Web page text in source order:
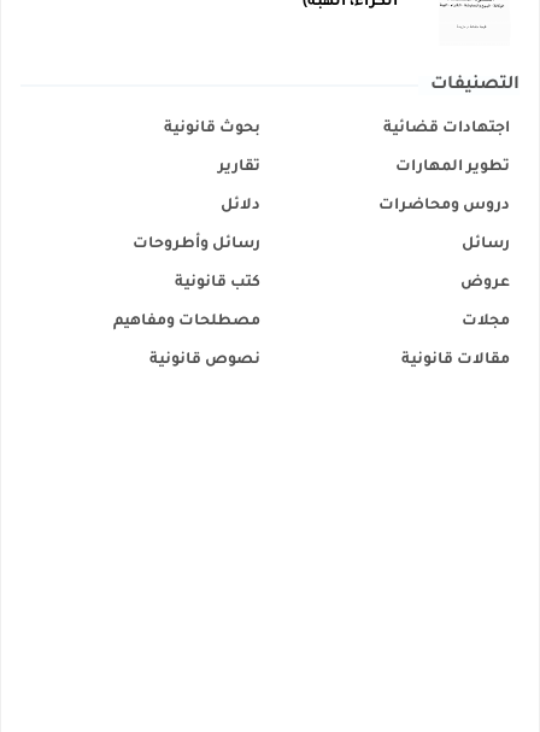
التصنيفات
اجتهادات قضائية بحوث قانونية
تطوير المهارات تقارير
دروس ومحاضرات دلائل
رسائل رسائل وأطروحات
عروض كتب قانونية
مجلات مصطلحات ومفاهيم
مقالات قانونية نصوص قانونية